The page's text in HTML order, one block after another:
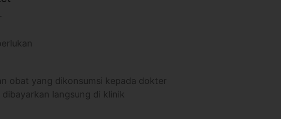
obat yang dikonsumsi kepada dokter
langsung di klinik